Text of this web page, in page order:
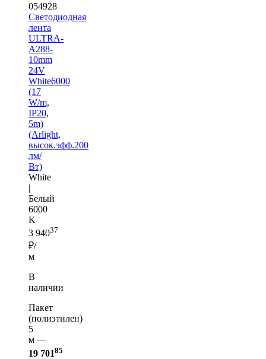
054928
Светодиодная
лента
ULTRA-
A288-
10mm
24V
White6000
(17
W/m,
IP20,
5m)
(Arlight,
высок.эфф.200
лм/
Вт)
White
|
Белый
6000
K
3 94037
₽/
м
В
наличии
Пакет
(полиэтилен)
5
м —
19 70185